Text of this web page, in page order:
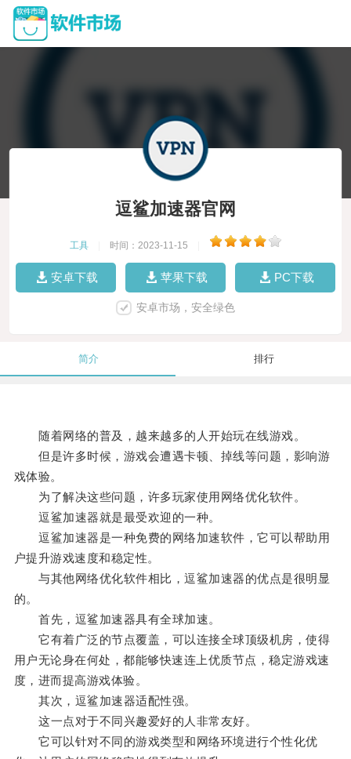
逗鲨加速器官网
工具 时间：2023-11-15
安卓下载 苹果下载 PC下载
安卓市场，安全绿色
简介 排行
随着网络的普及，越来越多的人开始玩在线游戏。
但是许多时候，游戏会遭遇卡顿、掉线等问题，影响游
戏体验。
为了解决这些问题，许多玩家使用网络优化软件。
逗鲨加速器就是最受欢迎的一种。
逗鲨加速器是一种免费的网络加速软件，它可以帮助用
户提升游戏速度和稳定性。
与其他网络优化软件相比，逗鲨加速器的优点是很明显
的。
首先，逗鲨加速器具有全球加速。
它有着广泛的节点覆盖，可以连接全球顶级机房，使得
用户无论身在何处，都能够快速连上优质节点，稳定游戏速
度，进而提高游戏体验。
其次，逗鲨加速器适配性强。
这一点对于不同兴趣爱好的人非常友好。
它可以针对不同的游戏类型和网络环境进行个性化优